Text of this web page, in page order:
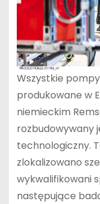
Wszystkie
produkowane w
niemieckim
rozbudowywany
technologiczny.
zlokalizowano
wykwalifikowani
następujące